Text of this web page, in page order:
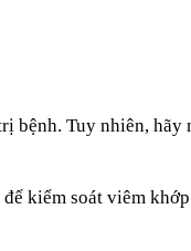
bệnh. Tuy nhiên,
kiểm soát viêm